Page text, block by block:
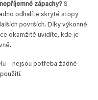
zápachy? S
odhalíte skryté stopy
površích. Díky výkonné
okamžitě uvidíte, kde je
– nejsou potřeba žádné
najde skvrny od moči